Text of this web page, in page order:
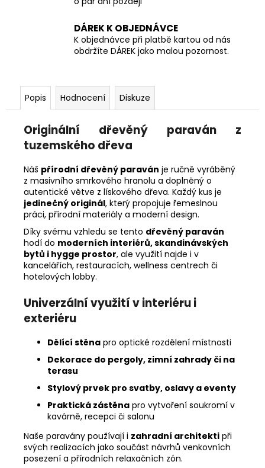
DÁREK K OBJEDNÁVCE
K objednávce při platbě kartou od nás
obdržíte DÁREK jako malou pozornost.
Popis Hodnocení Diskuze
Originální dřevěný paraván z
tuzemského dřeva
Náš přírodní dřevěný paraván je ručně vyráběný
z masivního smrkového hranolu a doplněný o
autentické větve z lískového dřeva. Každý kus je
jedinečný originál, který propojuje řemeslnou
práci, přírodní materiály a moderní design.
Díky svému vzhledu se tento dřevěný paraván
hodí do moderních interiérů, skandinávských
bytů i hygge prostor, ale využití najde i v
kancelářích, restauracích, wellness centrech či
hotelových lobby.
Univerzální využití v interiéru i
exteriéru
Dělící stěna pro optické rozdělení místnosti
Dekorace do pergoly, zimní zahrady či na
terasu
Stylový prvek pro svatby, oslavy a eventy
Praktická zástěna pro vytvoření soukromí v
kavárně, recepci či salonu
Naše paravány používají i zahradní architekti při
svých realizacích jako součást návrhů venkovních
posezení a přírodních relaxačních zón.